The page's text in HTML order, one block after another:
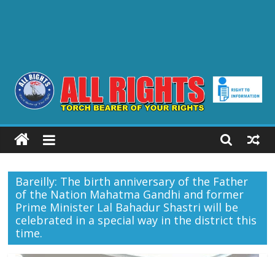
ALL
RIGHTS
Torch
Bearer
of
your
Rights
Bareilly: The birth anniversary of the Father
of the Nation Mahatma Gandhi and former
Prime Minister Lal Bahadur Shastri will be
celebrated in a special way in the district this
time.